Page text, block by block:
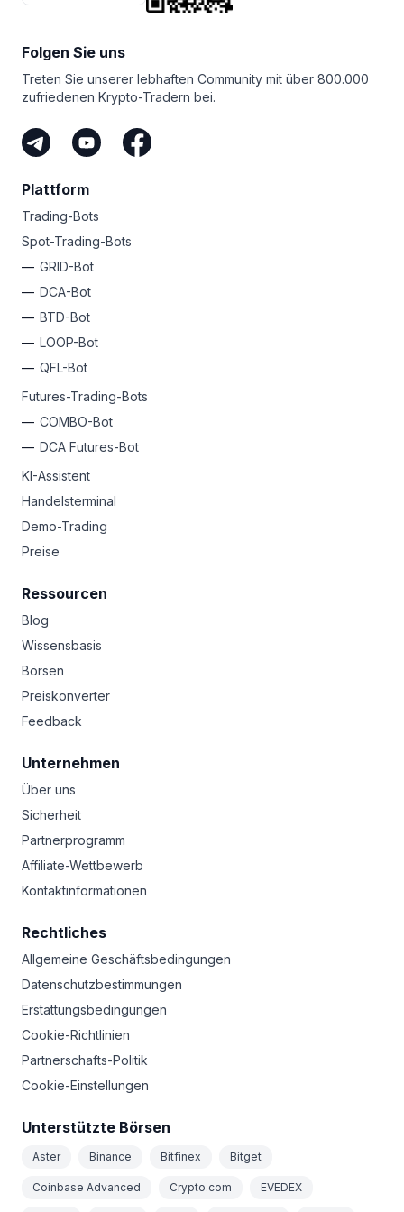
Folgen Sie uns
Treten Sie unserer lebhaften Community mit über 800.000
zufriedenen Krypto-Tradern bei.
Plattform
Trading-Bots
Spot-Trading-Bots
GRID-Bot
DCA-Bot
BTD-Bot
LOOP-Bot
QFL-Bot
Futures-Trading-Bots
COMBO-Bot
DCA Futures-Bot
KI-Assistent
Handelsterminal
Demo-Trading
Preise
Ressourcen
Blog
Wissensbasis
Börsen
Preiskonverter
Feedback
Unternehmen
Über uns
Sicherheit
Partnerprogramm
Affiliate-Wettbewerb
Kontaktinformationen
Rechtliches
Allgemeine Geschäftsbedingungen
Datenschutzbestimmungen
Erstattungsbedingungen
Cookie-Richtlinien
Partnerschafts-Politik
Cookie-Einstellungen
Unterstützte Börsen
Aster Binance Bitfinex Bitget
Coinbase Advanced Crypto.com EVEDEX